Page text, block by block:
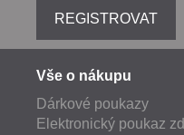
REGISTROVAT
Vše o nákupu
Dárkové poukazy
Elektronický poukaz